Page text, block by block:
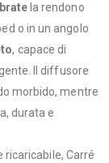
la rendono
o in un angolo
, capace di
Il diffusore
morbido, mentre
durata e
ricaricabile, Carré